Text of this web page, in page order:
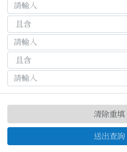
送出查詢
清除重填